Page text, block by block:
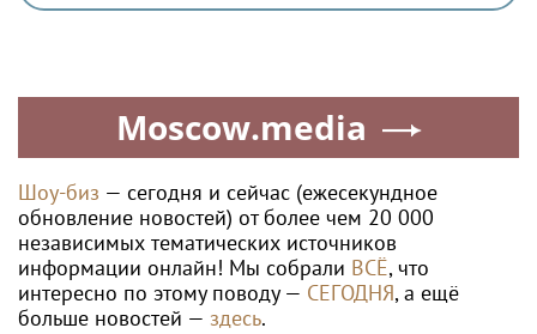
Moscow.media
Шоу-биз — сегодня и сейчас (ежесекундное
обновление новостей) от более чем 20 000
независимых тематических источников
информации онлайн! Мы собрали ВСЁ, что
интересно по этому поводу — СЕГОДНЯ, а ещё
больше новостей — здесь.